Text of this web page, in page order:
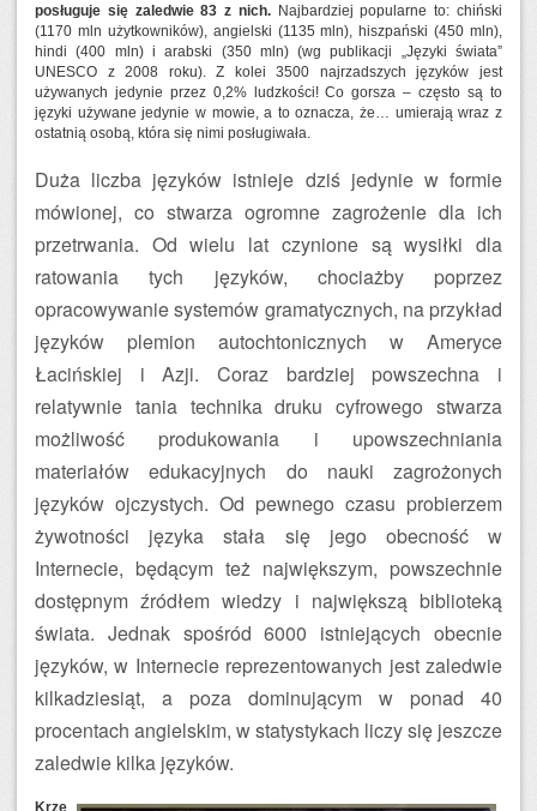
posługuje się zaledwie 83 z nich.Najbardziej popularne to: chiński
(1170 mln użytkowników), angielski (1135 mln), hiszpański (450 mln),
hindi (400 mln) i arabski (350 mln) (wg publikacji „Języki świata”
UNESCO z 2008 roku). Z kolei 3500 najrzadszych języków jest
używanych jedynie przez 0,2% ludzkości! Co gorsza – często są to
języki używane jedynie w mowie, a to oznacza, że… umierają wraz z
ostatnią osobą, która się nimi posługiwała.
Duża liczba języków istnieje dziś jedynie w formie
mówionej, co stwarza ogromne zagrożenie dla ich
przetrwania. Od wielu lat czynione są wysiłki dla
ratowania tych języków, chociażby poprzez
opracowywanie systemów gramatycznych, na przykład
języków plemion autochtonicznych w Ameryce
Łacińskiej i Azji. Coraz bardziej powszechna i
relatywnie tania technika druku cyfrowego stwarza
możliwość produkowania i upowszechniania
materiałów edukacyjnych do nauki zagrożonych
języków ojczystych. Od pewnego czasu probierzem
żywotności języka stała się jego obecność w
Internecie, będącym też największym, powszechnie
dostępnym źródłem wiedzy i największą biblioteką
świata. Jednak spośród 6000 istniejących obecnie
języków, w Internecie reprezentowanych jest zaledwie
kilkadziesiąt, a poza dominującym w ponad 40
procentach angielskim, w statystykach liczy się jeszcze
zaledwie kilka języków.
Krze